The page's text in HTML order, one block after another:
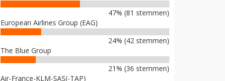
47% (81 stemmen)
European Airlines Group (EAG)
24% (42 stemmen)
The Blue Group
21% (36 stemmen)
Air-France-KLM-SAS(-TAP)